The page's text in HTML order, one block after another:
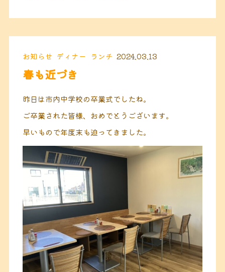
お知らせ ディナー ランチ 2024.03.13
春も近づき
昨日は市内中学校の卒業式でしたね。
ご卒業された皆様、おめでとうございます。
早いもので年度末も迫ってきました。